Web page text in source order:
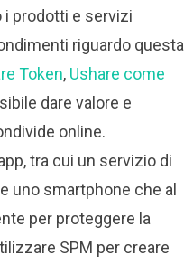
prodotti e servizi
riguardo questa
Token, Ushare come
dare valore e
online.
tra cui un servizio di
e uno smartphone che al
per proteggere la
SPM per creare